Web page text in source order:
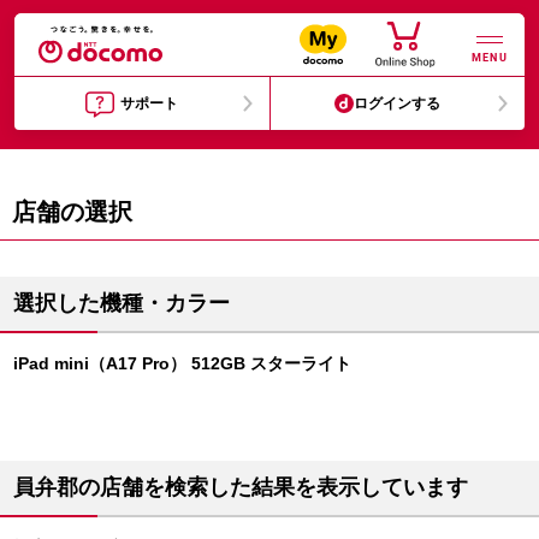
MENU
サポート ログインする
店舗の選択
選択した機種・カラー
iPad mini（A17 Pro） 512GB スターライト
員弁郡の店舗を検索した結果を表示しています